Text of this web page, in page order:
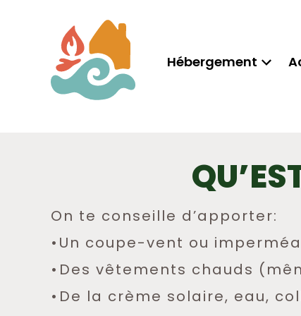
Hébergement
On te conseille d’apporter:
Un coupe-vent ou
Des vêtements chauds
De la crème solaire, eau,